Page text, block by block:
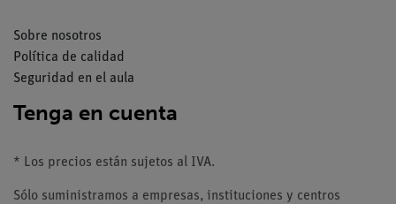
Sobre nosotros
Política de calidad
Seguridad en el aula
Tenga en cuenta
* Los precios están sujetos al IVA.
Sólo suministramos a empresas, instituciones y centros